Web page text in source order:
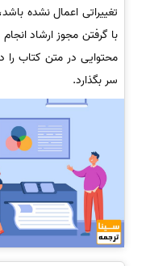
تغییراتی اعمال نشده
با گرفتن مجوز ارشاد
محتوایی در متن کتاب را
سر بگذارد.